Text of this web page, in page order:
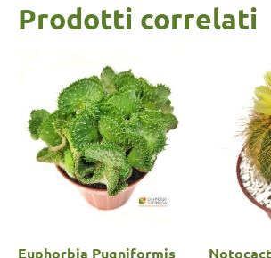
Prodotti correlati
Euphorbia Pugniformis